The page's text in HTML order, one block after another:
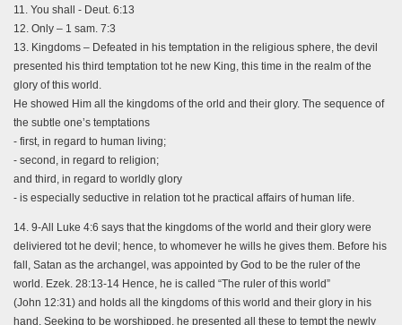
11. You shall - Deut. 6:13
12. Only – 1 sam. 7:3
13. Kingdoms – Defeated in his temptation in the religious sphere, the devil
presented his third temptation tot he new King, this time in the realm of the
glory of this world.
He showed Him all the kingdoms of the orld and their glory. The sequence of
the subtle one’s temptations
- first, in regard to human living;
- second, in regard to religion;
and third, in regard to worldly glory
- is especially seductive in relation tot he practical affairs of human life.
14. 9-All Luke 4:6 says that the kingdoms of the world and their glory were
deliviered tot he devil; hence, to whomever he wills he gives them. Before his
fall, Satan as the archangel, was appointed by God to be the ruler of the
world. Ezek. 28:13-14 Hence, he is called “The ruler of this world”
(John 12:31) and holds all the kingdoms of this world and their glory in his
hand. Seeking to be worshipped, he presented all these to tempt the newly